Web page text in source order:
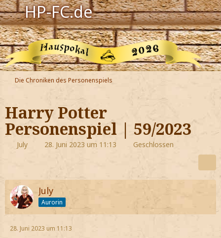
HP-FC.de
Navigation
Harry Potter
Der HP-FC
Hogwarts
Zauberwelt
Willkommen
Jetzt Fanclub-Mitglied werden!
Die Chroniken des Personenspiels
Harry Potter
Personenspiel | 59/2023
July 28. Juni 2023 um 11:13 Geschlossen
July
Aurorin
28. Juni 2023 um 11:13